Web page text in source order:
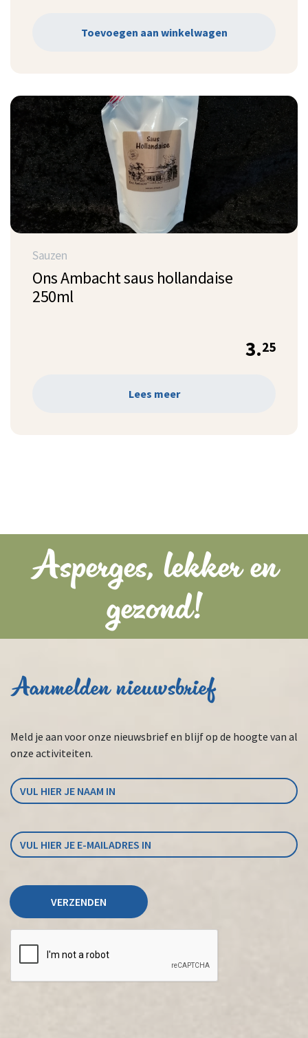
Toevoegen aan winkelwagen
Sauzen
Ons Ambacht saus hollandaise
250ml
3.25
Lees meer
Asperges, lekker en
gezond!
Aanmelden nieuwsbrief
Meld je aan voor onze nieuwsbrief en blijf op de hoogte van al
onze activiteiten.